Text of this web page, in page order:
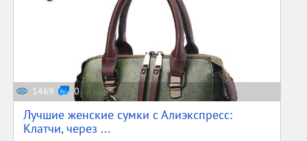
1469 0
Лучшие женские сумки с Алиэкспресс:
Клатчи, через ...